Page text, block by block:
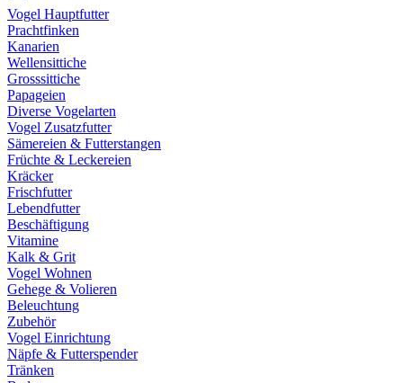
Vogel Hauptfutter
Prachtfinken
Kanarien
Wellensittiche
Grosssittiche
Papageien
Diverse Vogelarten
Vogel Zusatzfutter
Sämereien & Futterstangen
Früchte & Leckereien
Kräcker
Frischfutter
Lebendfutter
Beschäftigung
Vitamine
Kalk & Grit
Vogel Wohnen
Gehege & Volieren
Beleuchtung
Zubehör
Vogel Einrichtung
Näpfe & Futterspender
Tränken